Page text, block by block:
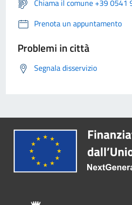
Chiama il comune +39 0541
Prenota un appuntamento
Problemi in città
Segnala disservizio